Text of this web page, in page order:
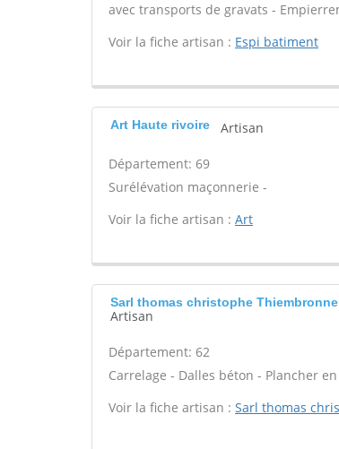
avec transports de gravats -
Voir la fiche artisan : Espi batiment
Art Haute rivoire Artisan
Département: 69
Surélévation maçonnerie -
Voir la fiche artisan : Art
Sarl thomas christophe Thiembronne
Artisan
Département: 62
Carrelage - Dalles béton - Plancher
Voir la fiche artisan : Sarl thomas